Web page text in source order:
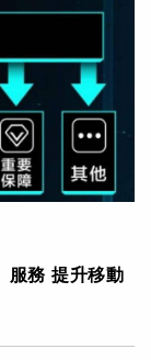
服務 提升移動